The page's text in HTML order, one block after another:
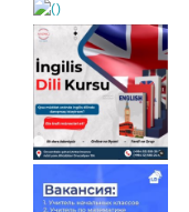
https://wa.me/